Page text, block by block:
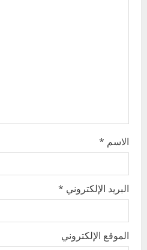
الاسم *
البريد الإلكتروني *
الموقع الإلكتروني